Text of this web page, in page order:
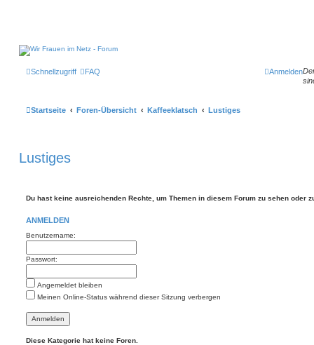
Schnellzugriff FAQ Anmelden
Startseite Foren-Übersicht Kaffeeklatsch Lustiges
Lustiges
Du hast keine ausreichenden Rechte, um Themen in diesem Forum zu sehen oder
ANMELDEN
Benutzername:
Passwort:
Angemeldet bleiben
Meinen Online-Status während dieser Sitzung verbergen
Diese Kategorie hat keine Foren.